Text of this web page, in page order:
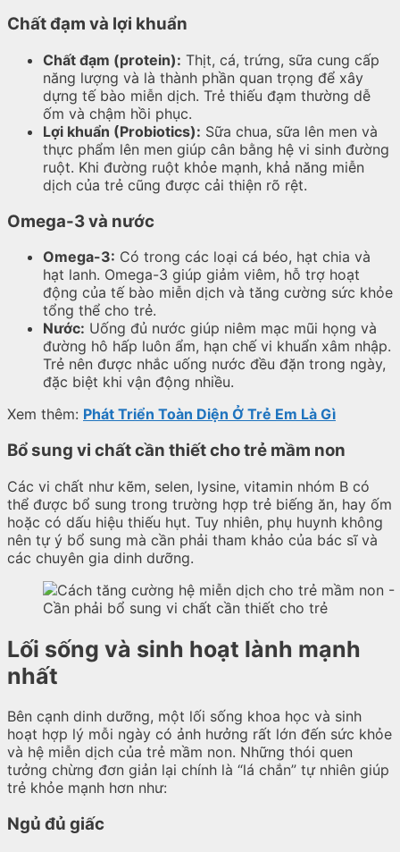
Chất đạm và lợi khuẩn
Chất đạm (protein): Thịt, cá, trứng, sữa cung cấp
năng lượng và là thành phần quan trọng để xây
dựng tế bào miễn dịch. Trẻ thiếu đạm thường dễ
ốm và chậm hồi phục.
Lợi khuẩn (Probiotics): Sữa chua, sữa lên men và
thực phẩm lên men giúp cân bằng hệ vi sinh đường
ruột. Khi đường ruột khỏe mạnh, khả năng miễn
dịch của trẻ cũng được cải thiện rõ rệt.
Omega-3 và nước
Omega-3: Có trong các loại cá béo, hạt chia và
hạt lanh. Omega-3 giúp giảm viêm, hỗ trợ hoạt
động của tế bào miễn dịch và tăng cường sức khỏe
tổng thể cho trẻ.
Nước: Uống đủ nước giúp niêm mạc mũi họng và
đường hô hấp luôn ẩm, hạn chế vi khuẩn xâm nhập.
Trẻ nên được nhắc uống nước đều đặn trong ngày,
đặc biệt khi vận động nhiều.
Xem thêm: Phát Triển Toàn Diện Ở Trẻ Em Là Gì
Bổ sung vi chất cần thiết cho trẻ mầm non
Các vi chất như kẽm, selen, lysine, vitamin nhóm B có
thể được bổ sung trong trường hợp trẻ biếng ăn, hay ốm
hoặc có dấu hiệu thiếu hụt. Tuy nhiên, phụ huynh không
nên tự ý bổ sung mà cần phải tham khảo của bác sĩ và
các chuyên gia dinh dưỡng.
Cần phải bổ sung vi chất cần thiết cho trẻ
Lối sống và sinh hoạt lành mạnh
nhất
Bên cạnh dinh dưỡng, một lối sống khoa học và sinh
hoạt hợp lý mỗi ngày có ảnh hưởng rất lớn đến sức khỏe
và hệ miễn dịch của trẻ mầm non. Những thói quen
tưởng chừng đơn giản lại chính là “lá chắn” tự nhiên giúp
trẻ khỏe mạnh hơn như:
Ngủ đủ giấc